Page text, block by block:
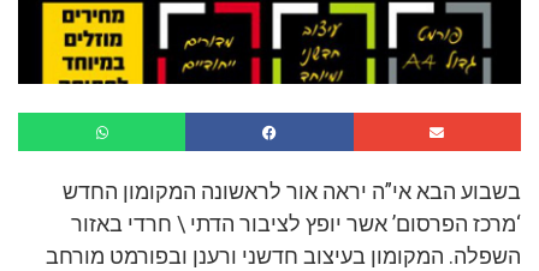
בשבוע הבא אי”ה יראה אור לראשונה המקומון החדש
‘מרכז הפרסום’ אשר יופץ לציבור הדתי \ חרדי באזור
השפלה. המקומון בעיצוב חדשני ורענן ובפורמט מורחב